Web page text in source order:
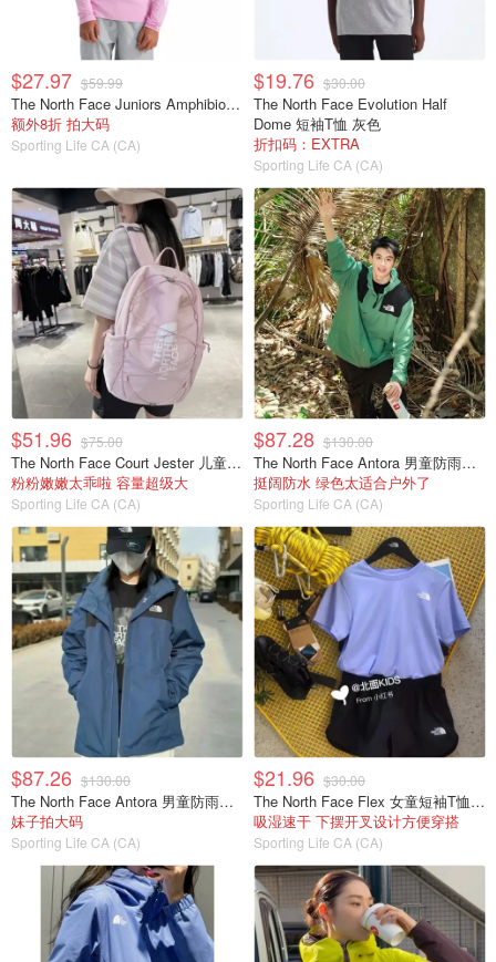
$27.97 $59.99
The North Face Juniors Amphibious 长袖上衣
额外8折 拍大码
Sporting Life CA (CA)
$19.76 $30.00
The North Face Evolution Half
Dome 短袖T恤 灰色
折扣码：EXTRA
Sporting Life CA (CA)
$51.96 $75.00
The North Face Court Jester 儿童背包
粉粉嫩嫩太乖啦 容量超级大
Sporting Life CA (CA)
$87.28 $130.00
The North Face Antora 男童防雨夹克 1件
挺阔防水 绿色太适合户外了
Sporting Life CA (CA)
$87.26 $130.00
The North Face Antora 男童防雨夹克
妹子拍大码
Sporting Life CA (CA)
$21.96 $30.00
The North Face Flex 女童短袖T恤 1件
吸湿速干 下摆开叉设计方便穿搭
Sporting Life CA (CA)